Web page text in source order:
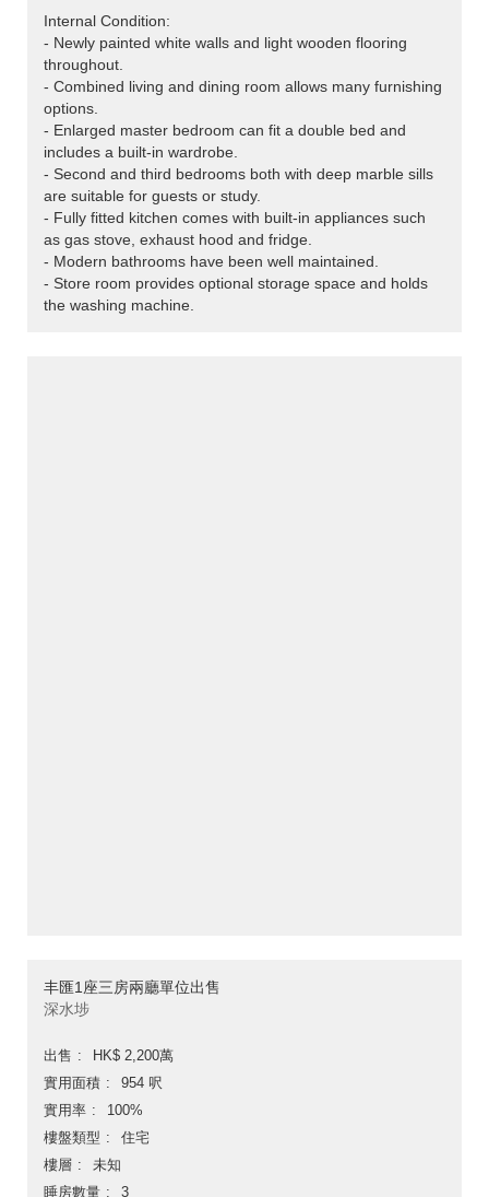
Internal Condition:
- Newly painted white walls and light wooden flooring
throughout.
- Combined living and dining room allows many furnishing
options.
- Enlarged master bedroom can fit a double bed and
includes a built-in wardrobe.
- Second and third bedrooms both with deep marble sills
are suitable for guests or study.
- Fully fitted kitchen comes with built-in appliances such
as gas stove, exhaust hood and fridge.
- Modern bathrooms have been well maintained.
- Store room provides optional storage space and holds
the washing machine.
丰匯1座三房兩廳單位出售
深水埗
出售
HK$ 2,200萬
實用面積
954 呎
實用率
100%
樓盤類型
住宅
樓層
未知
睡房數量
3